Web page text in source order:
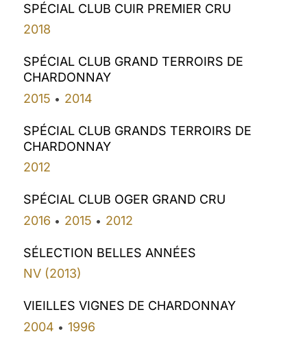
SPÉCIAL CLUB CUIR PREMIER CRU
2018
SPÉCIAL CLUB GRAND TERROIRS DE
CHARDONNAY
2015 • 2014
SPÉCIAL CLUB GRANDS TERROIRS DE
CHARDONNAY
2012
SPÉCIAL CLUB OGER GRAND CRU
2016 • 2015 • 2012
SÉLECTION BELLES ANNÉES
NV (2013)
VIEILLES VIGNES DE CHARDONNAY
2004 • 1996